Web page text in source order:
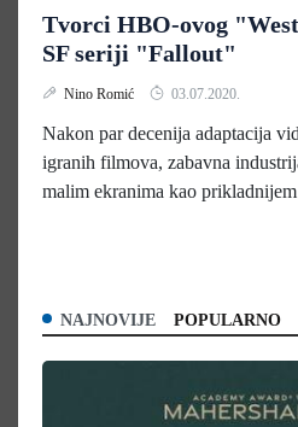
Tvorci HBO-ovog
SF seriji "Fallout"
Nino Romić 03.07.2020.
Nakon par decenija adaptacija
igranih filmova, zabavna
malim ekranima kao
NAJNOVIJE POPULARNO